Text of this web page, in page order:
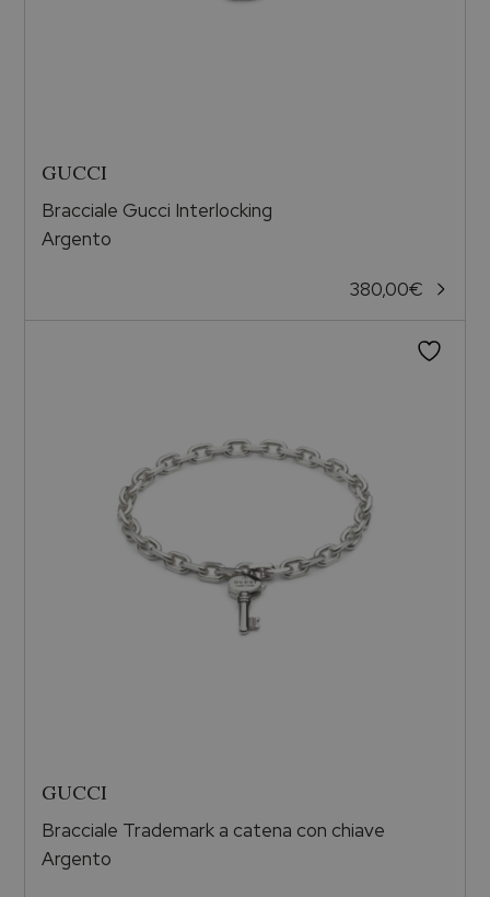
GUCCI
Bracciale Gucci Interlocking
Argento
380,00€
GUCCI
Bracciale Trademark a catena con chiave
Argento